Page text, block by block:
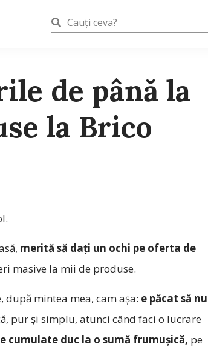
de până la
la Brico
merită să dați un ochi pe oferta de
masive la mii de produse.
după mintea mea, cam așa: e păcat să nu
pur și simplu, atunci când faci o lucrare
cumulate duc la o sumă frumușică, pe